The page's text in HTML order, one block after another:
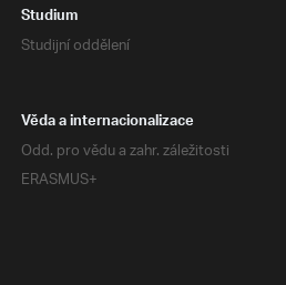
Studium
Studijní oddělení
Věda a internacionalizace
Odd. pro vědu a zahr. záležitosti
ERASMUS+